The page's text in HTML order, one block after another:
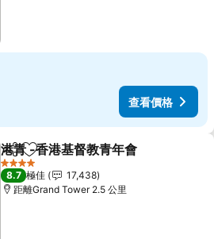
查看價格
分享 放到收藏夾
港青 -香港基督教青年會
4 星級
8.7 極佳
17,438
距離Grand Tower 2.5 公里